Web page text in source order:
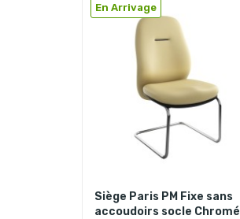
En Arrivage
Siège Paris PM Fixe sans
accoudoirs socle Chromé